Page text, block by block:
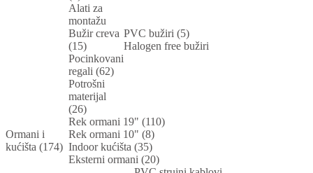
Alati za
montažu
Bužir creva
(15)
PVC bužiri (5)
Halogen free bužiri
Pocinkovani
regali (62)
Potrošni
materijal
(26)
Ormani i
kućišta (174)
Rek ormani 19" (110)
Rek ormani 10" (8)
Indoor kućišta (35)
Eksterni ormani (20)